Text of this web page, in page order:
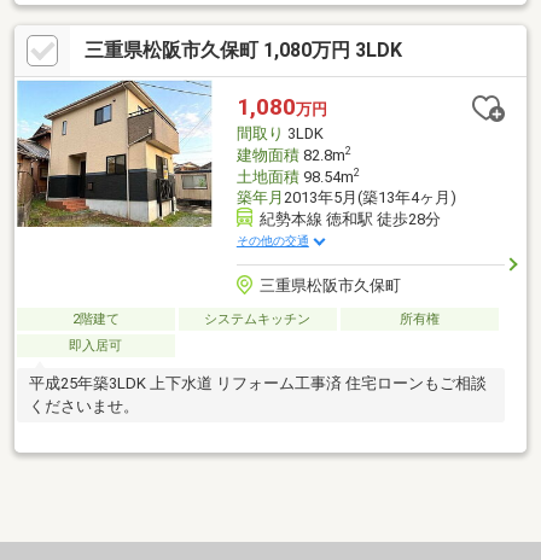
三重県松阪市久保町 1,080万円 3LDK
1,080万円
間取り 3LDK
建物面積82.8m2
土地面積98.54m2
築年月 2013年5月(築13年4ヶ月)
紀勢本線 徳和駅 徒歩28分
その他の交通
三重県松阪市久保町
2階建て システムキッチン
所有権
即入居可
平成25年築3LDK 上下水道 リフォーム工事済 住宅ローンもご相談
くださいませ。